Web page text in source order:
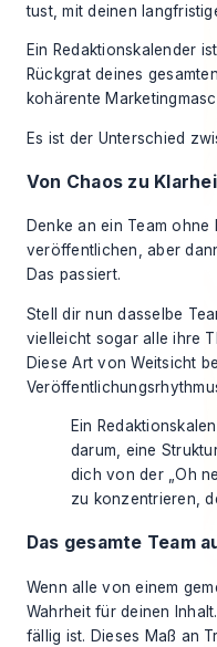
tust, mit deinen
Ein Redaktionskalender
Rückgrat deines
kohärente
Es ist der Unterschied
Von Chaos zu
Denke an ein Team
veröffentlichen, aber
Das passiert.
Stell dir nun dasselbe
vielleicht sogar alle ihre
Diese Art von Weitsicht
Ein
darum, eine
dich von der „Oh
zu konzentrieren,
Das gesamte Team
Wenn alle von einem
Wahrheit für deinen
fällig ist. Dieses Maß an